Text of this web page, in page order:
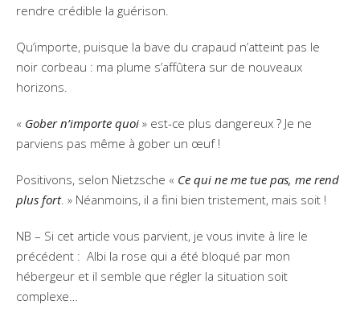
rendre crédible la guérison.
Qu’importe, puisque la bave du crapaud n’atteint pas le
noir corbeau : ma plume s’affûtera sur de nouveaux
horizons.
« Gober n’importe quoi » est-ce plus dangereux ? Je ne
parviens pas même à gober un œuf !
Positivons, selon Nietzsche « Ce qui ne me tue pas, me rend
plus fort. » Néanmoins, il a fini bien tristement, mais soit !
NB – Si cet article vous parvient, je vous invite à lire le
précédent : Albi la rose qui a été bloqué par mon
hébergeur et il semble que régler la situation soit
complexe…